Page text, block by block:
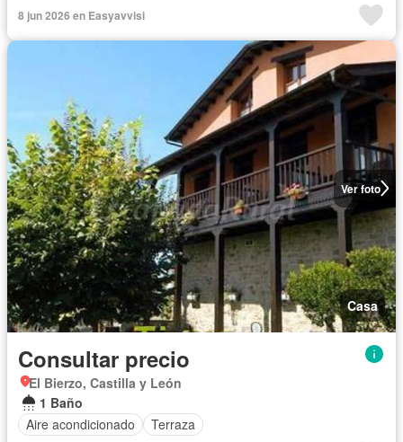
8 jun 2026 en Easyavvisi
Ver foto
Casa
Consultar precio
El Bierzo, Castilla y León
1 Baño
Aire acondicionado
Terraza